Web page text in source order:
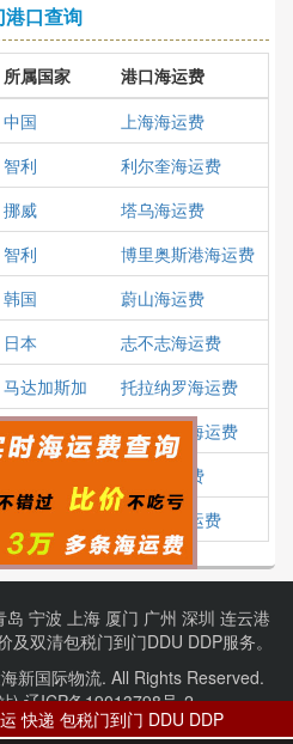
港口查询
所属国家
港口海运费
中国
上海海运费
智利
利尔奎海运费
挪威
塔乌海运费
智利
博里奥斯港海运费
韩国
蔚山海运费
日本
志不志海运费
马达加斯加
托拉纳罗海运费
乌兹别克斯坦
撒马尔罕海运费
丽水海运费
西班牙 梅诺卡海运费
岛 宁波 上海 厦门 广州 深圳 连云港
及双清包税门到门DDU DDP服务。
新国际物流. All Rights Reserved.
).辽ICP备19013798号-2
【电话】13604081355
快递 包税门到门 DDU DDP